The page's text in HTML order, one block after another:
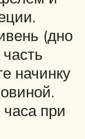
(дно
начинку
при